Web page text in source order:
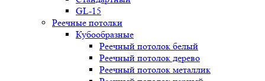
GL-15
Реечные потолки
Кубообразные
Реечный потолок белый
Реечный потолок дерево
Реечный потолок металлик